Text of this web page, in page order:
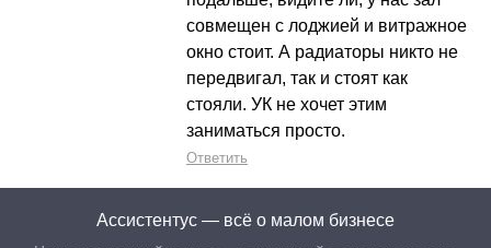
совмещен с лоджией и витражное
окно стоит. А радиаторы никто не
передвигал, так и стоят как
стояли. УК не хочет этим
заниматься просто.
Ответить
Ассистентус — всё о малом бизнесе